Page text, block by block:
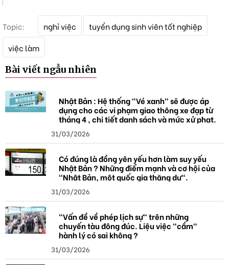
Topic:
T
k
h
a
nghỉ việc
tuyển dụng sinh viên tốt nghiệp
việc làm
Bài viết ngẫu nhiên
Nhật Bản : Hệ thống "Vé xanh" sẽ được áp
dụng cho các vi phạm giao thông xe đạp từ
tháng 4 , chi tiết danh sách và mức xử phạt.
31/03/2026
Có đúng là đồng yên yếu hơn làm suy yếu
Nhật Bản ? Những điểm mạnh và cơ hội của
"Nhật Bản, một quốc gia thặng dư".
31/03/2026
"Vấn đề về phép lịch sự" trên những
chuyến tàu đông đúc. Liệu việc "cầm"
hành lý có sai không ?
31/03/2026